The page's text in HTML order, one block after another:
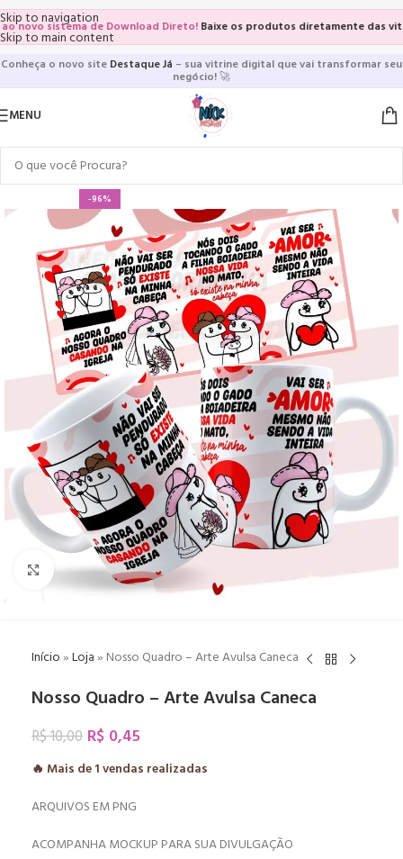
Skip to navigation
Skip to main content
sistema de Download Direto!Baixe os produtos diretamente das
Conheça o novo site Destaque Já – sua vitrine digital que vai transformar seu
negócio!🚀
MENU
-96%
Click to enlarge
Início»Loja» Nosso Quadro – Arte Avulsa Caneca
Nosso Quadro – Arte Avulsa Caneca
R$10,00 R$ 0,45
🔥 Mais de1vendas realizadas
ARQUIVOS EM PNG
ACOMPANHA MOCKUP PARA SUA DIVULGAÇÃO